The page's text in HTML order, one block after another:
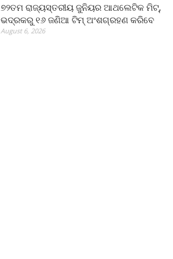
୭୨ତମ ରାଜ୍ୟସ୍ତରୀୟ ଜୁନିୟର ଆଥଲେଟିକ ମିଟ୍‌,
ଭଦ୍ରକରୁ ୧୬ ଜଣିଆ ଟିମ୍ ଅଂଶଗ୍ରହଣ କରିବେ
August 6, 2026